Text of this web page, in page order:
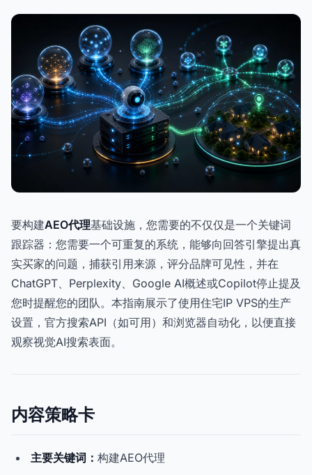
要构建AEO代理基础设施，您需要的不仅仅是一个关键词
跟踪器：您需要一个可重复的系统，能够向回答引擎提出真
实买家的问题，捕获引用来源，评分品牌可见性，并在
ChatGPT、Perplexity、Google AI概述或Copilot停止提及
您时提醒您的团队。本指南展示了使用住宅IP VPS的生产
设置，官方搜索API（如可用）和浏览器自动化，以便直接
观察视觉AI搜索表面。
内容策略卡
主要关键词： 构建AEO代理